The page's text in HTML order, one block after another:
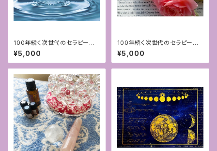
100年続く次世代のセラピー♡
アロマハンドFAB®︎対面セラピ
ー[福岡]〜①浄化〜
¥5,000
100年続く次世代のセラピー♡
アロマハンドFAB®︎対面セラピ
ー[福岡]〜③豊かさ〜
¥5,000